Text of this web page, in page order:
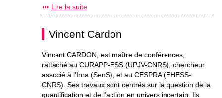
Lire la suite
Vincent Cardon
Vincent CARDON, est maître de conférences,
rattaché au CURAPP-ESS (UPJV-CNRS), chercheur
associé à l’Inra (SenS), et au CESPRA (EHESS-
CNRS). Ses travaux sont centrés sur la question de la
quantification et de l’action en univers incertain. Ils